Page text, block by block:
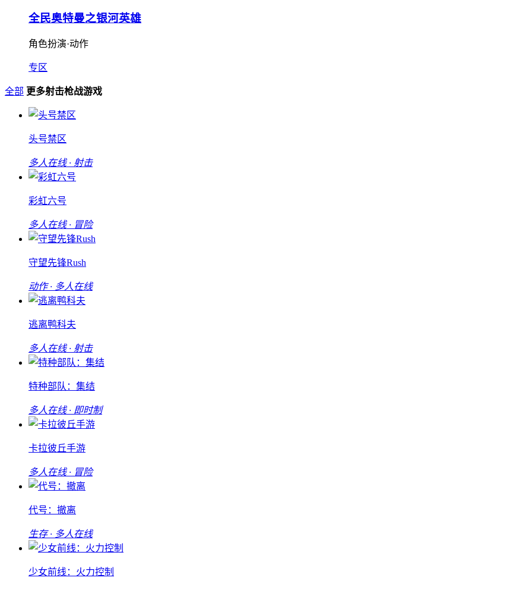
全民奥特曼之银河英雄
角色扮演·动作
专区
全部 更多射击枪战游戏
头号禁区
多人在线 · 射击
彩虹六号
多人在线 · 冒险
守望先锋Rush
动作 · 多人在线
逃离鸭科夫
多人在线 · 射击
特种部队：集结
多人在线 · 即时制
卡拉彼丘手游
多人在线 · 冒险
代号：撤离
生存 · 多人在线
少女前线：火力控制